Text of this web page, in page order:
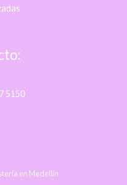
5150
en Medellín